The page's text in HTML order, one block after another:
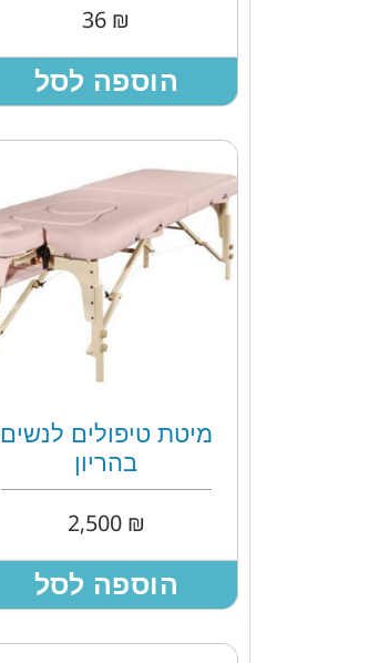
₪
הוספה לסל
מיטת טיפולים לנשים
בהריון
₪
2,500
הוספה לסל